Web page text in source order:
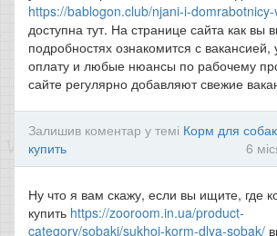
https://bablogon.club/njani-i-
доступна тут. На странице сайта как вы
подробностях ознакомится с вакансией,
оплату и любые нюансы по рабочему
сайте регулярно добавляют свежие
Залишив коментар у темі Корм для
купить
6
Ну что я вам скажу, если вы ищите, где
купить https://zooroom.in.ua/product-
category/sobaki/sukhoj-korm-dlya-sobak/